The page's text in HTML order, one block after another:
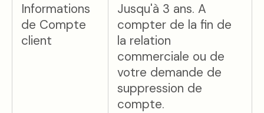
Informations
de Compte
client
Jusqu'à 3 ans. A
compter de la fin de
la relation
commerciale ou de
votre demande de
suppression de
compte.